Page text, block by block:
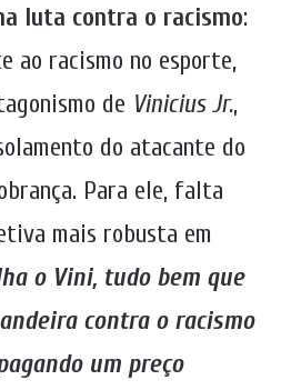
luta contra o racismo:
ao racismo no esporte,
de Vinicius Jr.,
do atacante do
Para ele, falta
mais robusta em
o Vini, tudo bem que
contra o racismo
um preço